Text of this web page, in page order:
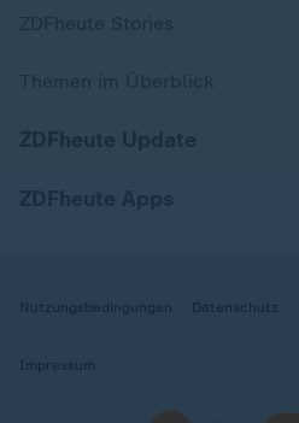
Nutzungsbedingungen Datenschutz
Impressum